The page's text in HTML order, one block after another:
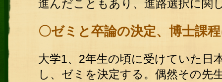
進んだこともあり、進路選択に関
〇ゼミと卒論の決定、博士課
大学1、2年生の頃に受けていた日
し、ゼミを決定する。偶然その先